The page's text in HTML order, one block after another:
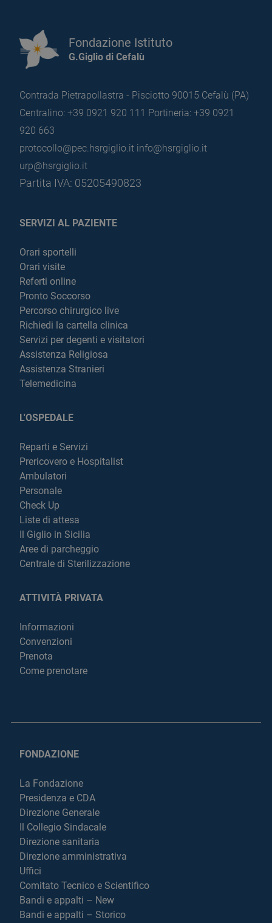
Fondazione Istituto
G.Giglio di Cefalù
Contrada Pietrapollastra - Pisciotto 90015 Cefalù (PA)
Centralino: +39 0921 920 111 Portineria: +39 0921
920 663
protocollo@pec.hsrgiglio.it info@hsrgiglio.it
urp@hsrgiglio.it
Partita IVA: 05205490823
SERVIZI AL PAZIENTE
Orari sportelli
Orari visite
Referti online
Pronto Soccorso
Percorso chirurgico live
Richiedi la cartella clinica
Servizi per degenti e visitatori
Assistenza Religiosa
Assistenza Stranieri
Telemedicina
L'OSPEDALE
Reparti e Servizi
Prericovero e Hospitalist
Ambulatori
Personale
Check Up
Liste di attesa
Il Giglio in Sicilia
Aree di parcheggio
Centrale di Sterilizzazione
ATTIVITÀ PRIVATA
Informazioni
Convenzioni
Prenota
Come prenotare
FONDAZIONE
La Fondazione
Presidenza e CDA
Direzione Generale
Il Collegio Sindacale
Direzione sanitaria
Direzione amministrativa
Uffici
Comitato Tecnico e Scientifico
Bandi e appalti – New
Bandi e appalti – Storico